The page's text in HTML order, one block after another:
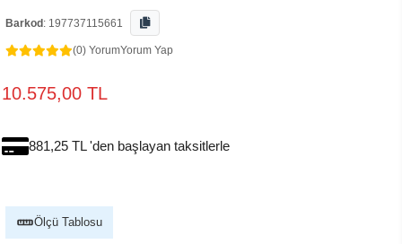
Barkod : 197737115661
(0) YorumYorum Yap
10.575,00 TL
881,25 TL 'den başlayan taksitlerle
Ölçü Tablosu